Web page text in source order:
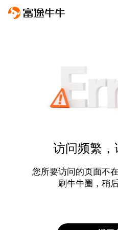
访问频繁，
您所要访问的页面不
刷牛牛圈，稍